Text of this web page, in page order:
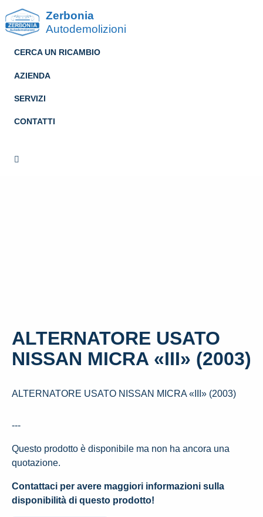
Zerbonia
Autodemolizioni
CERCA UN RICAMBIO
AZIENDA
SERVIZI
CONTATTI
ALTERNATORE USATO
NISSAN MICRA «III» (2003)
ALTERNATORE USATO NISSAN MICRA «III» (2003)
---
Questo prodotto è disponibile ma non ha ancora una
quotazione.
Contattaci per avere maggiori informazioni sulla
disponibilità di questo prodotto!